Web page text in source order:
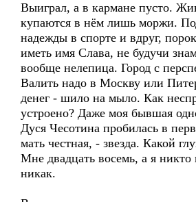
Выиграл, а в кармане пусто.
купаются в нём лишь моржи.
надежды в спорте и вдруг,
иметь имя Слава, не будучи
вообще нелепица. Город с
Валить надо в Москву или
денег - шило на мыло. Как
устроено? Даже моя бывшая
Дуся Чесотина пробилась в
мать честная, - звезда. Какой
Мне двадцать восемь, а я никто
никак.